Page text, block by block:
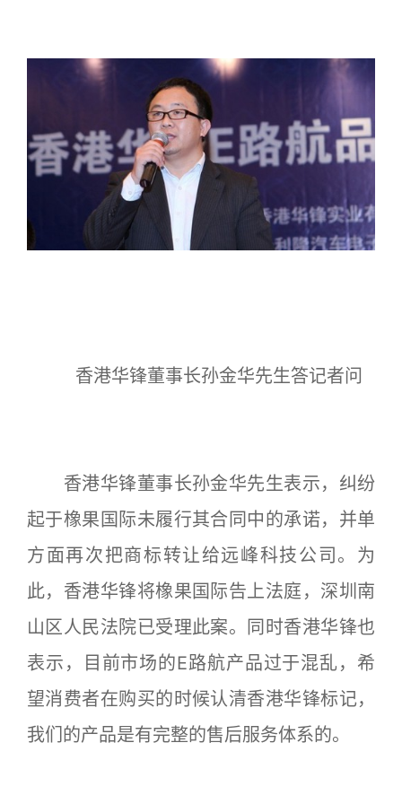
香港华锋董事长孙金华先生答记者问
香港华锋董事长孙金华先生表示，纠纷
起于橡果国际未履行其合同中的承诺，并单
方面再次把商标转让给远峰科技公司。为
此，香港华锋将橡果国际告上法庭，深圳南
山区人民法院已受理此案。同时香港华锋也
表示，目前市场的E路航产品过于混乱，希
望消费者在购买的时候认清香港华锋标记，
我们的产品是有完整的售后服务体系的。